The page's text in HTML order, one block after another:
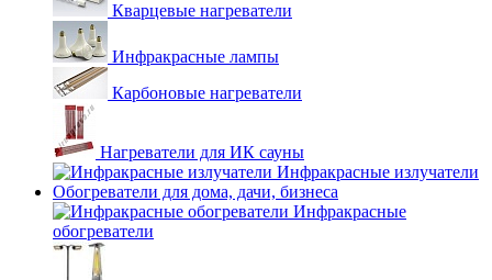
Кварцевые нагреватели
Инфракрасные лампы
Карбоновые нагреватели
Нагреватели для ИК сауны
Инфракрасные излучатели
Обогреватели для дома, дачи, бизнеса
Инфракрасные
обогреватели